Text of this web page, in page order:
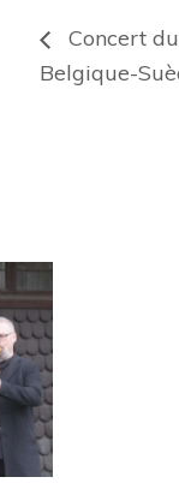
Concert
Belgique-